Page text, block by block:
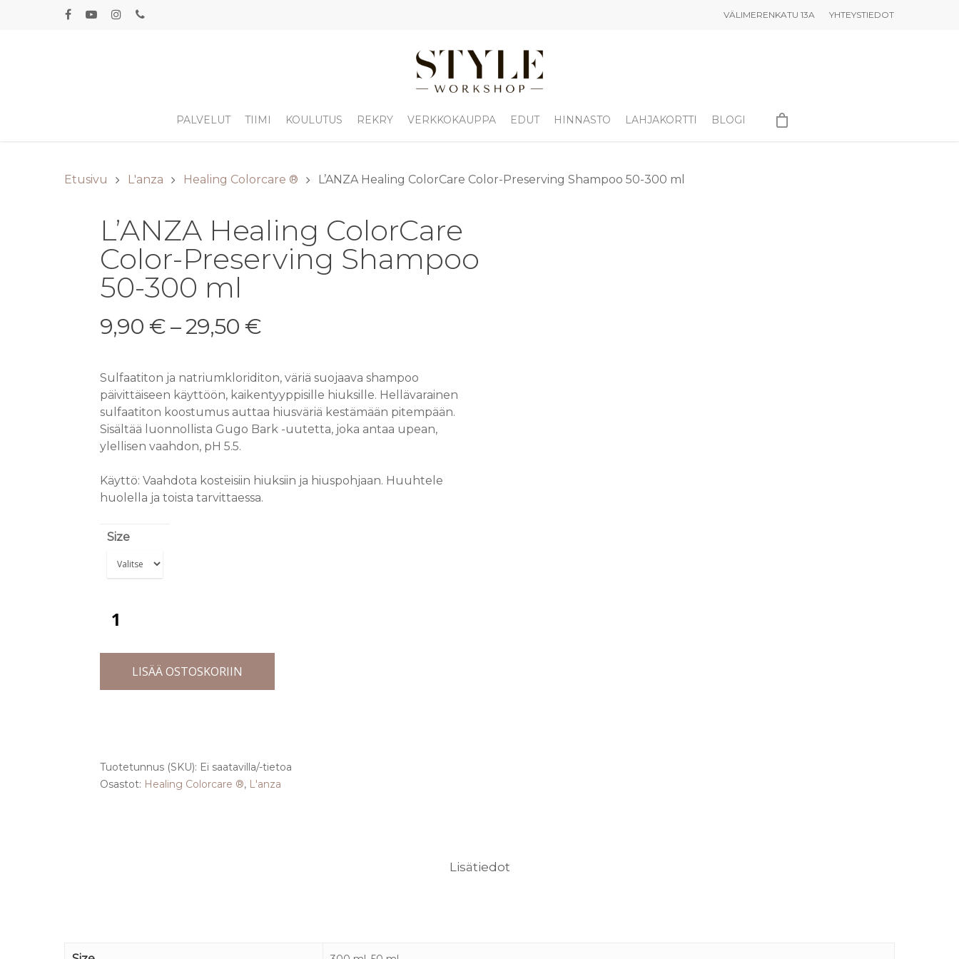
VÄLIMERENKATU 13A YHTEYSTIEDOT
PALVELUT TIIMI KOULUTUS REKRY VERKKOKAUPPA EDUT HINNASTO LAHJAKORTTI BLOGI
Etusivu L'anza Healing Colorcare ® L’ANZA Healing ColorCare Color-Preserving Shampoo 50-300 ml
L’ANZA Healing ColorCare
Color-Preserving Shampoo
50-300 ml
9,90 €–29,50 €
Sulfaatiton ja natriumkloriditon, väriä suojaava shampoo
päivittäiseen käyttöön, kaikentyyppisille hiuksille. Hellävarainen
sulfaatiton koostumus auttaa hiusväriä kestämään pitempään.
Sisältää luonnollista Gugo Bark -uutetta, joka antaa upean,
ylellisen vaahdon, pH 5.5.
Käyttö: Vaahdota kosteisiin hiuksiin ja hiuspohjaan. Huuhtele
huolella ja toista tarvittaessa.
Size
LISÄÄ OSTOSKORIIN
Tuotetunnus (SKU): Ei saatavilla/-tietoa
Osastot: Healing Colorcare ®, L'anza
Lisätiedot